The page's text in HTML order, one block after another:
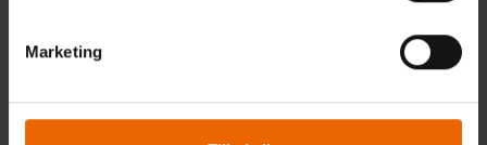
Marketing
OVERSIGTEN